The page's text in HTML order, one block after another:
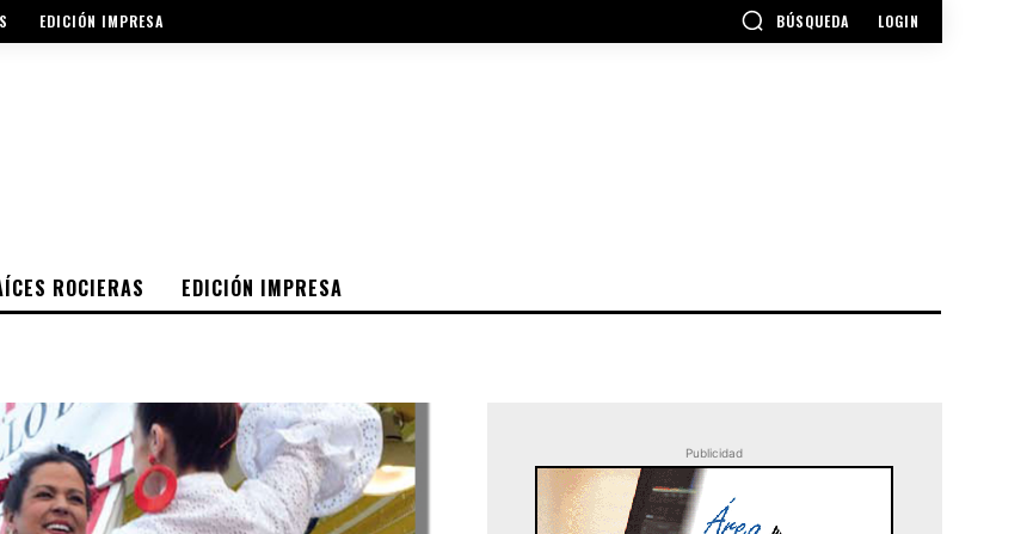
EDICIÓN IMPRESA BÚSQUEDA LOGIN
ROCIERAS EDICIÓN IMPRESA
Publicidad